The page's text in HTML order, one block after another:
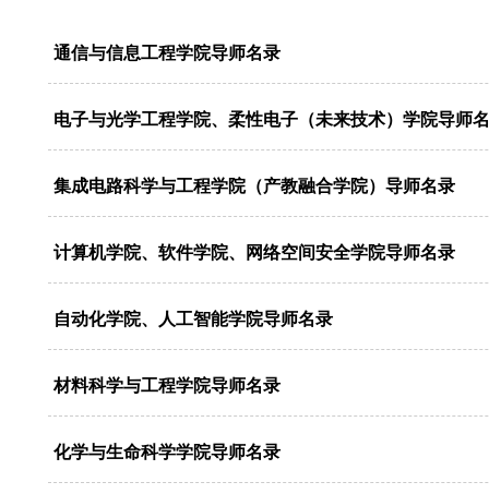
通信与信息工程学院导师名录
电子与光学工程学院、柔性电子（未来技术）学院导师
集成电路科学与工程学院（产教融合学院）导师名录
计算机学院、软件学院、网络空间安全学院导师名录
自动化学院、人工智能学院导师名录
材料科学与工程学院导师名录
化学与生命科学学院导师名录